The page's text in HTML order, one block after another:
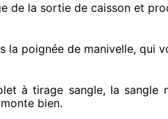
de la sortie de caisson et
la poignée de manivelle, qui
à tirage sangle, la sangle
bien.